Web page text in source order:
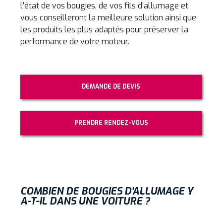
l’état de vos bougies, de vos fils d’allumage et
vous conseilleront la meilleure solution ainsi que
les produits les plus adaptés pour préserver la
performance de votre moteur.
DEMANDE DE DEVIS
PRENDRE RENDEZ-VOUS
COMBIEN DE BOUGIES D'ALLUMAGE Y
A-T-IL DANS UNE VOITURE ?